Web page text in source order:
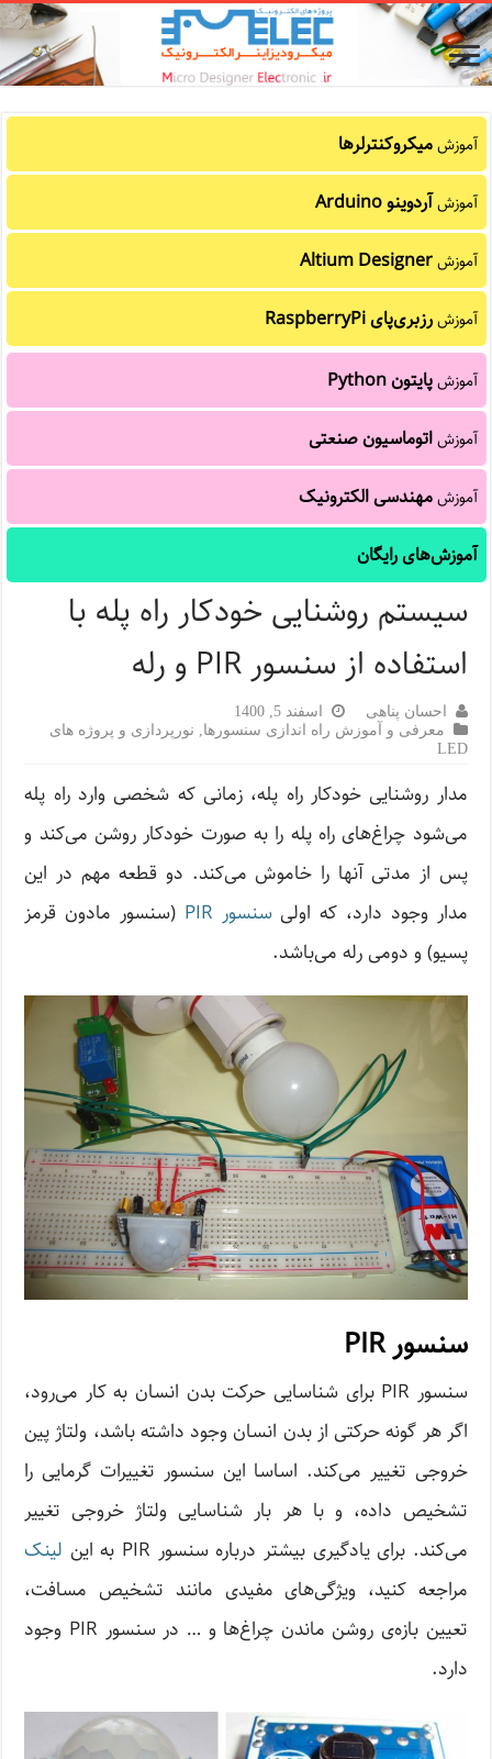
آموزشمیکروکنترلرها
آموزشآردوینو Arduino
آموزشAltium Designer
آموزشرزبری‌پای RaspberryPi
آموزشپایتون Python
آموزشاتوماسیون صنعتی
آموزشمهندسی الکترونیک
آموزش‌های رایگان
سیستم روشنایی خودکار راه پله با
استفاده از سنسور PIR و رله
احسان پناهی
اسفند 5, 1400
معرفی و آموزش راه اندازی سنسورها
نورپردازی و پروژه های
LED
مدار روشنایی خودکار راه پله، زمانی که شخصی وارد راه پله
می‌شود چراغ‌های راه پله را به صورت خودکار روشن می‌کند و
پس از مدتی آنها را خاموش می‌کند. دو قطعه مهم در این
مدار وجود دارد، که اولیسنسور PIR
(سنسور مادون قرمز
پسیو) و دومی ‌رله می‌باشد.
سنسور PIR
سنسور PIR برای شناسایی حرکت بدن انسان به کار می‌رود،
اگر هر گونه حرکتی از بدن انسان وجود داشته باشد، ولتاژ پین
خروجی تغییر می‌کند. اساسا این سنسور تغییرات گرمایی را
تشخیص داده، و با هر بار شناسایی ولتاژ خروجی تغییر
می‌کند. برای یادگیری بیشتر درباره سنسور PIR به این
لینک
مراجعه کنید، ویژگی‌های مفیدی مانند تشخیص مسافت،
تعیین بازه‌ی روشن ماندن چراغ‌ها و … در سنسور PIR وجود
دارد.